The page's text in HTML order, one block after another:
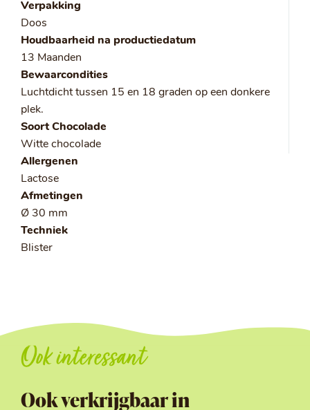
Verpakking
Doos
Houdbaarheid na productiedatum
13 Maanden
Bewaarcondities
Luchtdicht tussen 15 en 18 graden op een donkere
plek.
Soort Chocolade
Witte chocolade
Allergenen
Lactose
Afmetingen
Ø 30 mm
Techniek
Blister
Ook interessant
Ook verkrijgbaar in